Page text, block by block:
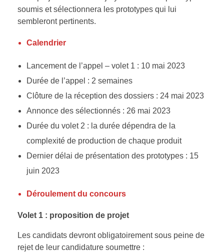
soumis et sélectionnera les prototypes qui lui
sembleront pertinents.
Calendrier
Lancement de l’appel – volet 1 : 10 mai 2023
Durée de l’appel : 2 semaines
Clôture de la réception des dossiers : 24 mai 2023
Annonce des sélectionnés : 26 mai 2023
Durée du volet 2 : la durée dépendra de la
complexité de production de chaque produit
Dernier délai de présentation des prototypes : 15
juin 2023
Déroulement du concours
Volet 1 : proposition de projet
Les candidats devront obligatoirement sous peine de
rejet de leur candidature soumettre :